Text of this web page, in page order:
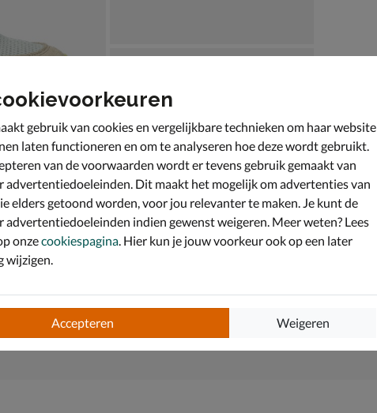
gebruik van cookies en vergelijkbare technieken om haar website
laten functioneren en om te analyseren hoe deze wordt gebruikt.
van de voorwaarden wordt er tevens gebruik gemaakt van
advertentiedoeleinden. Dit maakt het mogelijk om advertenties van
elders getoond worden, voor jou relevanter te maken. Je kunt de
advertentiedoeleinden indien gewenst weigeren. Meer weten? Lees
onzecookiespagina . Hier kun je jouw voorkeur ook op een later
wijzigen.
Accepteren Weigeren